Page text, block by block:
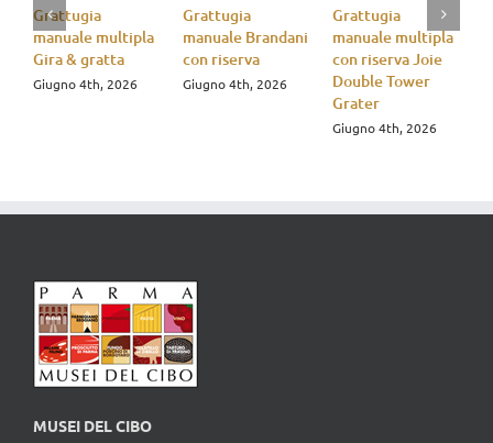
Grattugia
manuale multipla
Gira & gratta
Giugno 4th, 2026
Grattugia
manuale Brandani
con riserva
Giugno 4th, 2026
Grattugia
manuale multipla
con riserva Joie
Double Tower
Grater
Giugno 4th, 2026
MUSEI DEL CIBO